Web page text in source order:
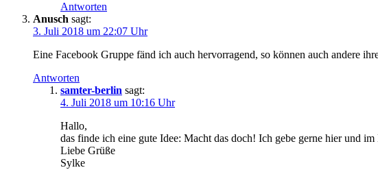
Antworten
Anusch sagt:
3. Juli 2018 um 22:07 Uhr
Eine Facebook Gruppe fänd ich auch hervorragend, so können auch andere
Antworten
samter-berlin sagt:
4. Juli 2018 um 10:16 Uhr
Hallo,
das finde ich eine gute Idee: Macht das doch! Ich gebe gerne hier und
Liebe Grüße
Sylke